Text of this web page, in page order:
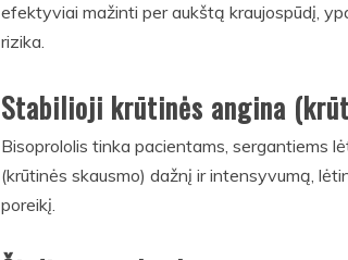
efektyviai mažinti per aukštą kraujospūdį,
rizika.
Stabilioji krūtinės angina
Bisoprololis tinka pacientams, sergantiems
(krūtinės skausmo) dažnį ir intensyvumą,
poreikį.